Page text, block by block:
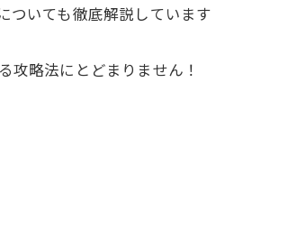
ついても徹底解説しています
攻略法にとどまりません！